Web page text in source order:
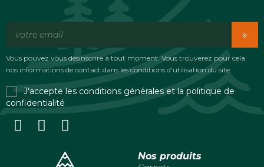
»
Vous pouvez vous désinscrire à tout moment. Vous trouverez pour cela
nos informations de contact dans les conditions d'utilisation du site.
J'accepte les conditions générales et la politique de
confidentialité
Nos produits